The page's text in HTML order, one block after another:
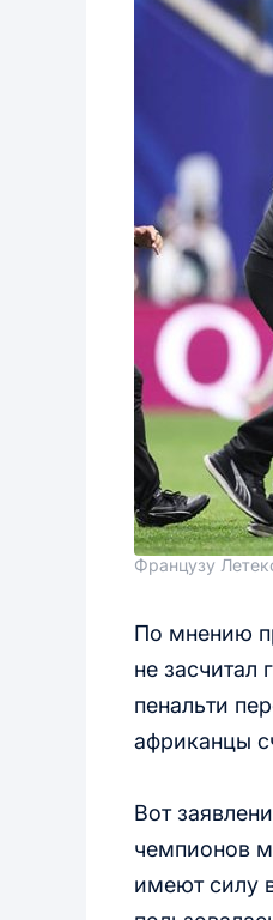
Французу
По мнению
не засчитал
пенальти
африканцы
Вот
чемпионов
имеют силу